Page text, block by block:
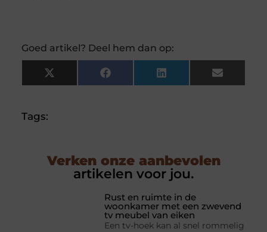
Goed artikel? Deel hem dan op:
X
(Twitter)
Facebook LinkedIn Email
Tags:
Verken onze aanbevolen
artikelen voor jou.
Rust en ruimte in de
woonkamer met een zwevend
tv meubel van eiken
Een tv-hoek kan al snel rommelig